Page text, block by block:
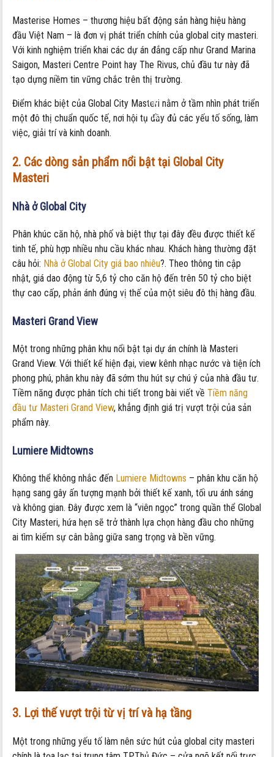
Masterise
tại
án
Thủ
Đức
Masterise Homes – thương hiệu bất động sản hàng hiệu hàng
đầu Việt Nam – là đơn vị phát triển chính của global city masteri.
Với kinh nghiệm triển khai các dự án đẳng cấp như Grand Marina
Saigon, Masteri Centre Point hay The Rivus, chủ đầu tư này đã
tạo dựng niềm tin vững chắc trên thị trường.
Điểm khác biệt của Global City Masteri nằm ở tầm nhìn phát triển
một đô thị chuẩn quốc tế, nơi hội tụ đầy đủ các yếu tố sống, làm
việc, giải trí và kinh doanh.
2. Các dòng sản phẩm nổi bật tại Global City
Masteri
Nhà ở Global City
Phân khúc căn hộ, nhà phố và biệt thự tại đây đều được thiết kế
tinh tế, phù hợp nhiều nhu cầu khác nhau. Khách hàng thường đặt
câu hỏi: Nhà ở Global City giá bao nhiêu?. Theo thông tin cập
nhật, giá dao động từ 5,6 tỷ cho căn hộ đến trên 50 tỷ cho biệt
thự cao cấp, phản ánh đúng vị thế của một siêu đô thị hàng đầu.
Masteri Grand View
Một trong những phân khu nổi bật tại dự án chính là Masteri
Grand View. Với thiết kế hiện đại, view kênh nhạc nước và tiện ích
phong phú, phân khu này đã sớm thu hút sự chú ý của nhà đầu tư.
Tiềm năng được phân tích chi tiết trong bài viết vềTiềm năng
đầu tư Masteri Grand View, khẳng định giá trị vượt trội của sản
phẩm này.
Lumiere Midtowns
Không thể không nhắc đến Lumiere Midtowns – phân khu căn hộ
hạng sang gây ấn tượng mạnh bởi thiết kế xanh, tối ưu ánh sáng
và không gian. Đây được xem là “viên ngọc” trong quần thể Global
City Masteri, hứa hẹn sẽ trở thành lựa chọn hàng đầu cho những
ai tìm kiếm sự cân bằng giữa sang trọng và bền vững.
3. Lợi thế vượt trội từ vị trí và hạ tầng
Một trong những yếu tố làm nên sức hút của global city masteri